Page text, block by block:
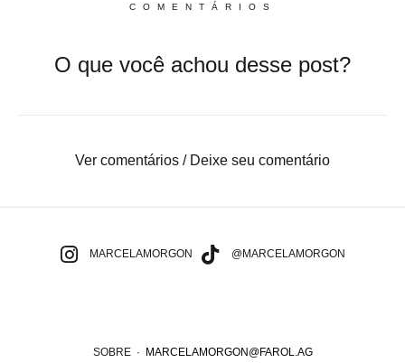
COMENTÁRIOS
O que você achou desse post?
Ver comentários / Deixe seu comentário
SOBRE· MARCELAMORGON@FAROL.AG
MARCELAMORGON @MARCELAMORGON